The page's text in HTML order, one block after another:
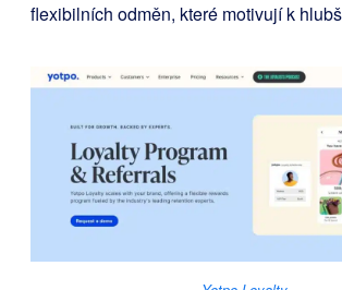
flexibilních odměn, které motivují k